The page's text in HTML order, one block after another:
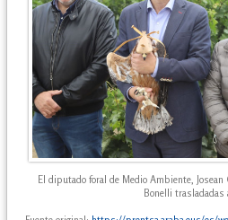
El diputado foral de Medio Ambiente,
Bonelli trasladadas